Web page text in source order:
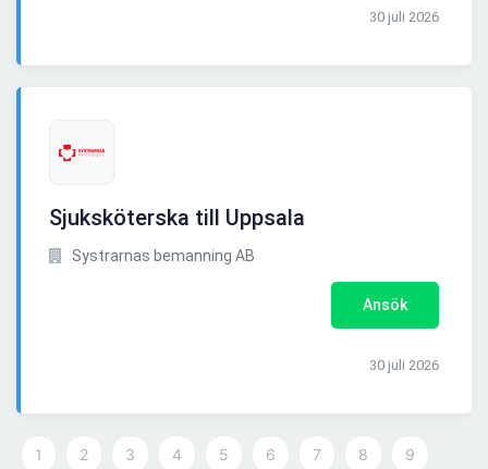
30 juli 2026
Sjuksköterska till Uppsala
Systrarnas bemanning AB
Ansök
30 juli 2026
1 2 3 4 5 6 7 8 9